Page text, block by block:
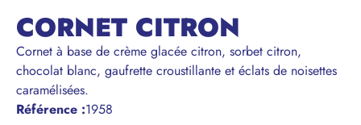
CORNET CITRON
Cornet à base de crème glacée citron, sorbet citron,
chocolat blanc, gaufrette croustillante et éclats de noisettes
caramélisées.
Référence :1958